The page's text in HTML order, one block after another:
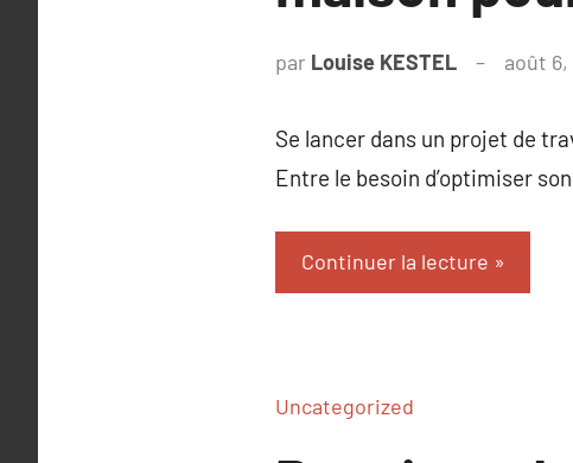
par Louise KESTEL août
Se lancer dans un projet de
Entre le besoin d’optimiser
Continuer la lecture
Uncategorized